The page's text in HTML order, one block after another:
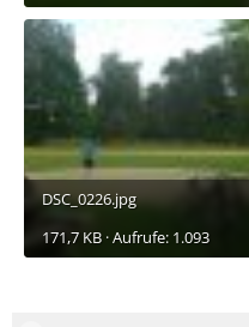
DSC_0226.jpg
171,7 KB · Aufrufe: 1.093